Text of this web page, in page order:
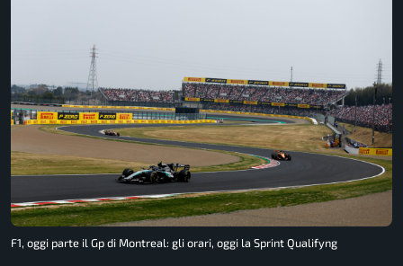
F1, oggi parte il Gp di Montreal: gli orari, oggi la Sprint Qualifyng